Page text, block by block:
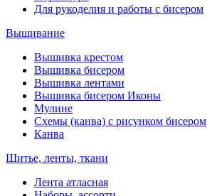
Для рукоделия и работы с бисером
Вышивание
Вышивка крестом
Вышивка бисером
Вышивка лентами
Вышивка бисером Иконы
Мулине
Схемы (канва) с рисунком бисером
Канва
Шитье, ленты, ткани
Лента атласная